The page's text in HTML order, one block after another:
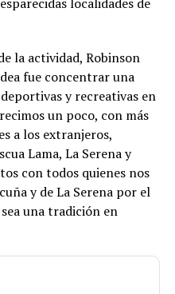
la actividad, Robinson
fue concentrar una
y recreativas en
un poco, con más
a los extranjeros,
Lama, La Serena y
con todos quienes nos
y de La Serena por el
una tradición en